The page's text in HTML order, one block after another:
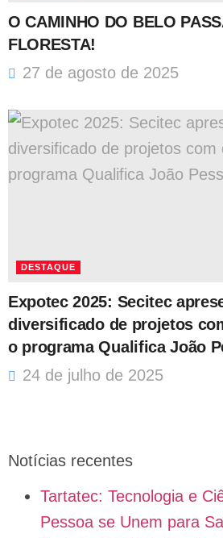
O CAMINHO DO BELO
FLORESTA!
27 de agosto de 2025
DESTAQUE
Expotec 2025: Secitec
diversificado de projetos
o programa Qualifica João
24 de julho de 2025
Notícias recentes
Tartatec: Tecnologia e
Pessoa se Unem para